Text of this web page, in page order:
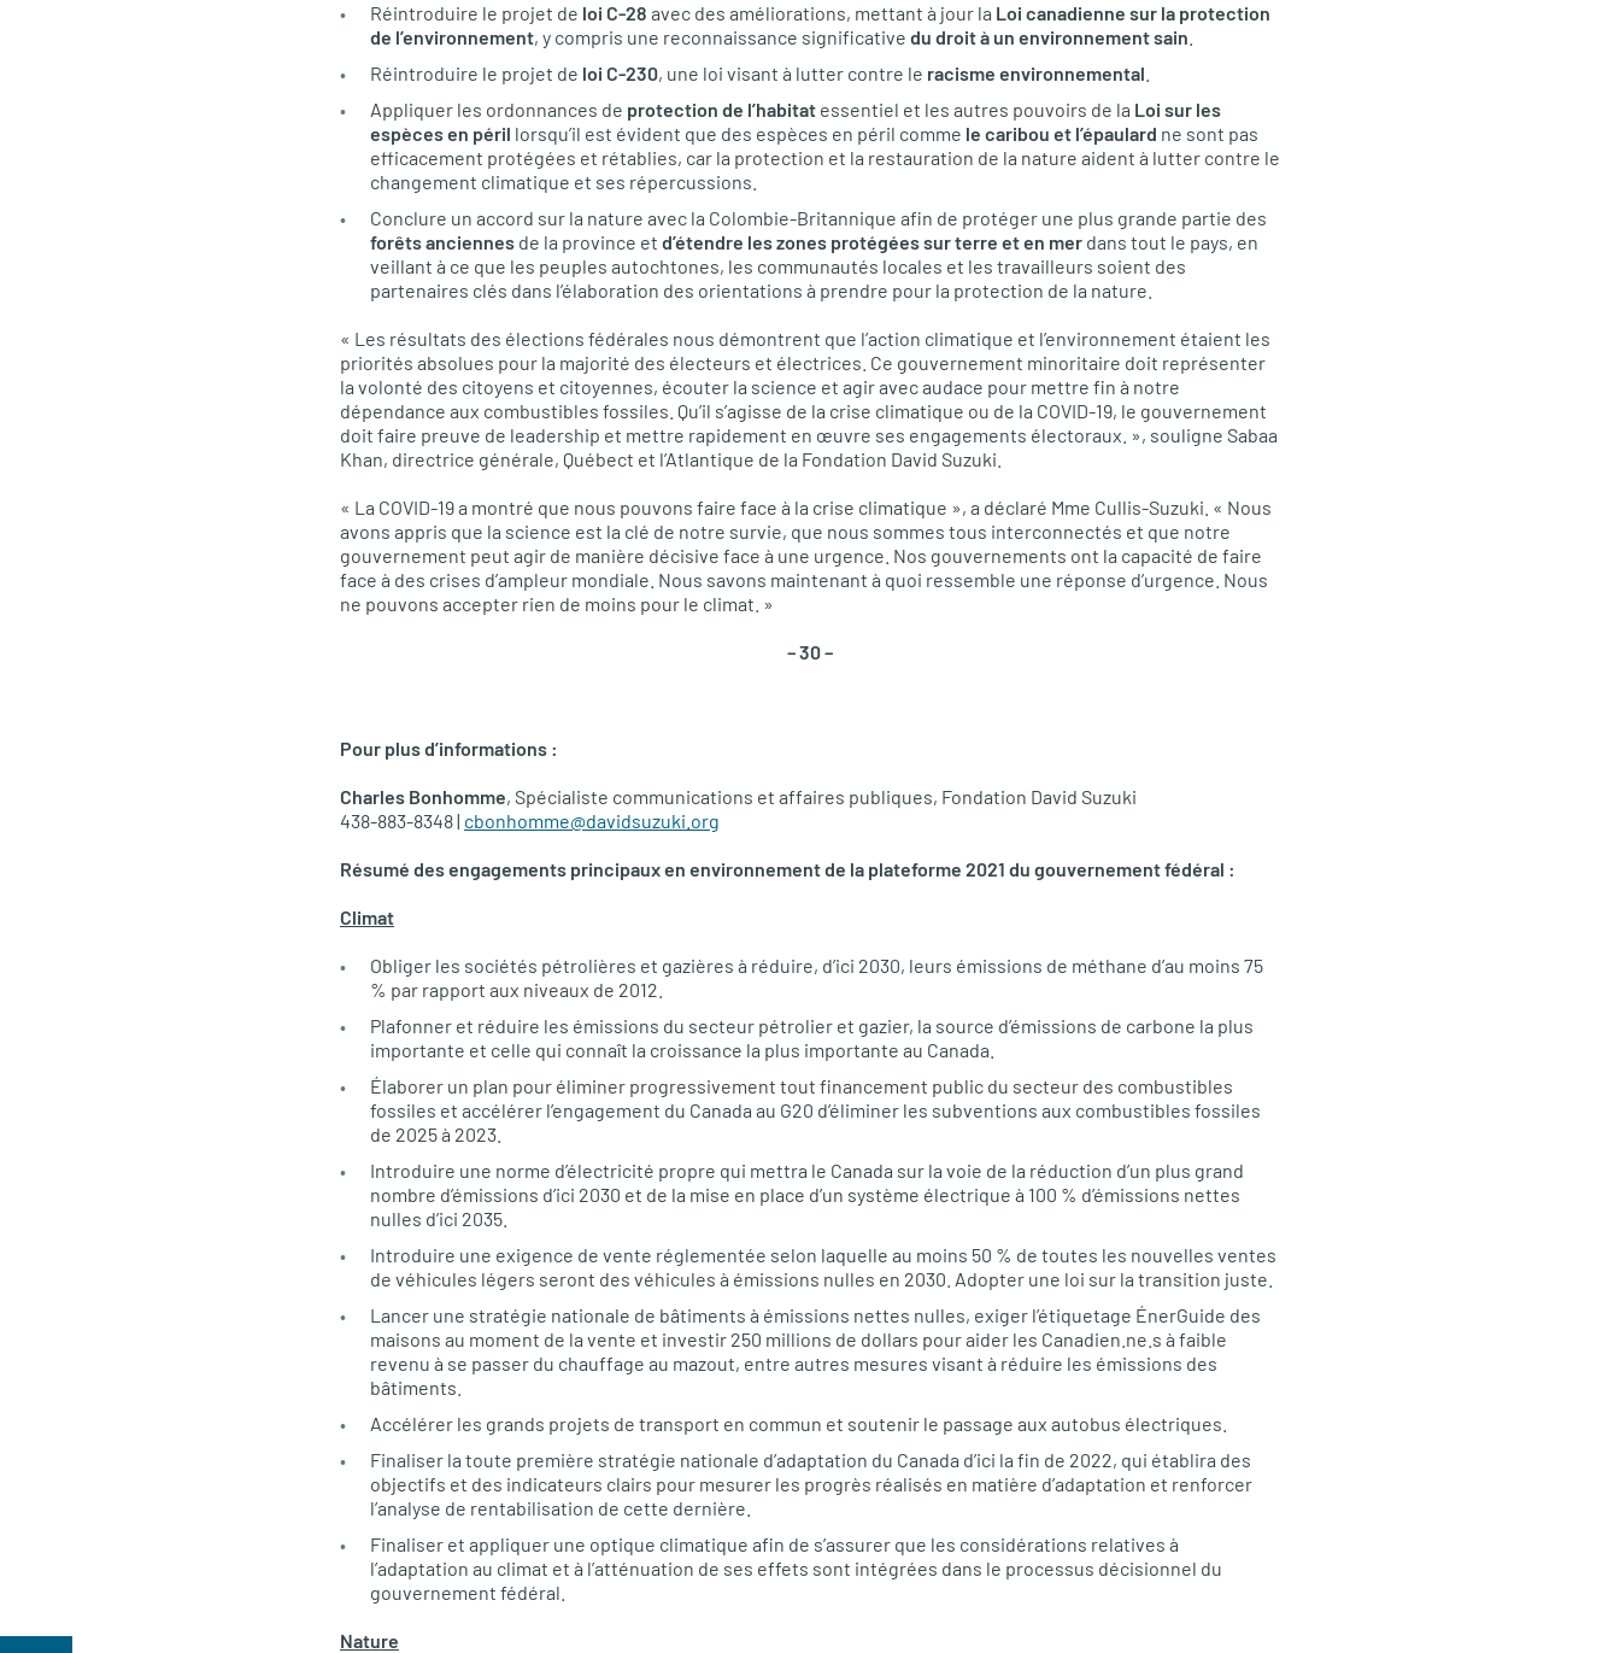
Réintroduire le projet de loi C-28 avec des améliorations, mettant à jour la Loi canadienne sur la protection
de l’environnement, y compris une reconnaissance significative du droit à un environnement sain
Réintroduire le projet de loi C-230, une loi visant à lutter contre le racisme environnemental
Appliquer les ordonnances de protection de l’habitat essentiel et les autres pouvoirs de la Loi sur les
espèces en péril lorsqu’il est évident que des espèces en péril comme le caribou et l’épaulard ne sont pas
efficacement protégées et rétablies, car la protection et la restauration de la nature aident à lutter contre le
changement climatique et ses répercussions.
Conclure un accord sur la nature avec la Colombie-Britannique afin de protéger une plus grande partie des
forêts anciennes de la province et d’étendre les zones protégées sur terre et en mer dans tout le pays, en
veillant à ce que les peuples autochtones, les communautés locales et les travailleurs soient des
partenaires clés dans l’élaboration des orientations à prendre pour la protection de la nature.
« Les résultats des élections fédérales nous démontrent que l’action climatique et l’environnement étaient les
priorités absolues pour la majorité des électeurs et électrices. Ce gouvernement minoritaire doit représenter
la volonté des citoyens et citoyennes, écouter la science et agir avec audace pour mettre fin à notre
dépendance aux combustibles fossiles. Qu’il s’agisse de la crise climatique ou de la COVID-19, le gouvernement
doit faire preuve de leadership et mettre rapidement en œuvre ses engagements électoraux. », souligne Sabaa
Khan, directrice générale, Québect et l’Atlantique de la Fondation David Suzuki.
« La COVID-19 a montré que nous pouvons faire face à la crise climatique », a déclaré Mme Cullis-Suzuki. « Nous
avons appris que la science est la clé de notre survie, que nous sommes tous interconnectés et que notre
gouvernement peut agir de manière décisive face à une urgence. Nos gouvernements ont la capacité de faire
face à des crises d’ampleur mondiale. Nous savons maintenant à quoi ressemble une réponse d’urgence. Nous
ne pouvons accepter rien de moins pour le climat. »
– 30 –
Pour plus d’informations :
Charles Bonhomme, Spécialiste communications et affaires publiques, Fondation David Suzuki
438-883-8348 | cbonhomme@davidsuzuki.org
Résumé des engagements principaux en environnement de la plateforme 2021 du gouvernement fédéral :
Climat
Obliger les sociétés pétrolières et gazières à réduire, d’ici 2030, leurs émissions de méthane d’au moins 75
% par rapport aux niveaux de 2012.
Plafonner et réduire les émissions du secteur pétrolier et gazier, la source d’émissions de carbone la plus
importante et celle qui connaît la croissance la plus importante au Canada.
Élaborer un plan pour éliminer progressivement tout financement public du secteur des combustibles
fossiles et accélérer l’engagement du Canada au G20 d’éliminer les subventions aux combustibles fossiles
de 2025 à 2023.
Introduire une norme d’électricité propre qui mettra le Canada sur la voie de la réduction d’un plus grand
nombre d’émissions d’ici 2030 et de la mise en place d’un système électrique à 100 % d’émissions nettes
nulles d’ici 2035.
Introduire une exigence de vente réglementée selon laquelle au moins 50 % de toutes les nouvelles ventes
de véhicules légers seront des véhicules à émissions nulles en 2030. Adopter une loi sur la transition juste.
Lancer une stratégie nationale de bâtiments à émissions nettes nulles, exiger l’étiquetage ÉnerGuide des
maisons au moment de la vente et investir 250 millions de dollars pour aider les Canadien.ne.s à faible
revenu à se passer du chauffage au mazout, entre autres mesures visant à réduire les émissions des
bâtiments.
Accélérer les grands projets de transport en commun et soutenir le passage aux autobus électriques.
Finaliser la toute première stratégie nationale d’adaptation du Canada d’ici la fin de 2022, qui établira des
objectifs et des indicateurs clairs pour mesurer les progrès réalisés en matière d’adaptation et renforcer
l’analyse de rentabilisation de cette dernière.
Finaliser et appliquer une optique climatique afin de s’assurer que les considérations relatives à
l’adaptation au climat et à l’atténuation de ses effets sont intégrées dans le processus décisionnel du
gouvernement fédéral.
Nature